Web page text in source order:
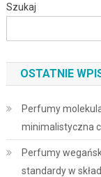
Szukaj
OSTATNIE
Perfumy
minimalistyczna
Perfumy
standardy w